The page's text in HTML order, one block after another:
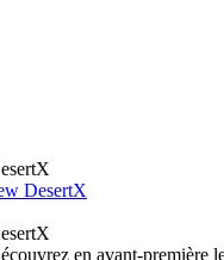
DesertX
en avant-première